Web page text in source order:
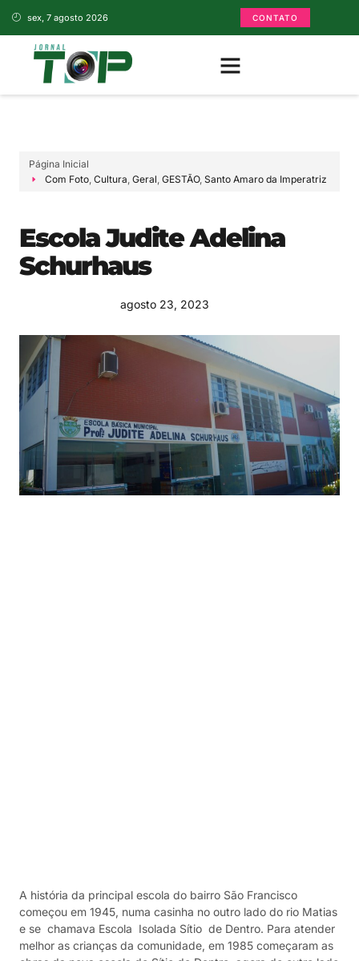
sex, 7 agosto 2026 CONTATO
Página Inicial
Com Foto, Cultura, Geral, GESTÃO, Santo Amaro da Imperatriz
Escola Judite Adelina
Schurhaus
agosto 23, 2023
A história da principal escola do bairro São Francisco
começou em 1945, numa casinha no outro lado do rio Matias
e se chamava Escola Isolada Sítio de Dentro. Para atender
melhor as crianças da comunidade, em 1985 começaram as